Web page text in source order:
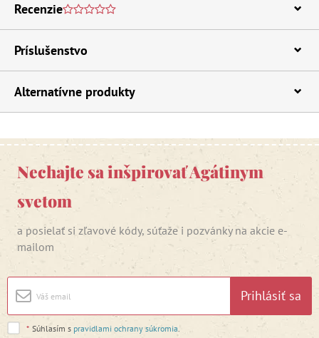
Recenzie
Príslušenstvo
Alternatívne produkty
Nechajte sa inšpirovať Agátinym
svetom
a posielať si zľavové kódy, súťaže i pozvánky na akcie e-
mailom
Prihlásiť sa
* Súhlasím s pravidlami ochrany súkromia.